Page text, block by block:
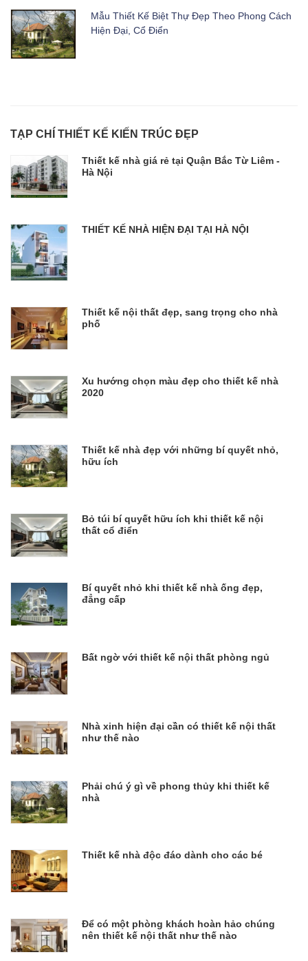
Mẫu Thiết Kế Biệt Thự Đẹp Theo Phong Cách
Hiện Đại, Cổ Điển
TẠP CHÍ THIẾT KẾ KIẾN TRÚC ĐẸP
Thiết kế nhà giá rẻ tại Quận Bắc Từ Liêm -
Hà Nội
THIẾT KẾ NHÀ HIỆN ĐẠI TẠI HÀ NỘI
Thiết kế nội thất đẹp, sang trọng cho nhà
phố
Xu hướng chọn màu đẹp cho thiết kế nhà
2020
Thiết kế nhà đẹp với những bí quyết nhỏ,
hữu ích
Bỏ túi bí quyết hữu ích khi thiết kế nội
thất cổ điển
Bí quyết nhỏ khi thiết kế nhà ống đẹp,
đẳng cấp
Bất ngờ với thiết kế nội thất phòng ngủ
Nhà xinh hiện đại cần có thiết kế nội thất
như thế nào
Phải chú ý gì về phong thủy khi thiết kế
nhà
Thiết kế nhà độc đáo dành cho các bé
Để có một phòng khách hoàn hảo chúng
nên thiết kế nội thất như thế nào